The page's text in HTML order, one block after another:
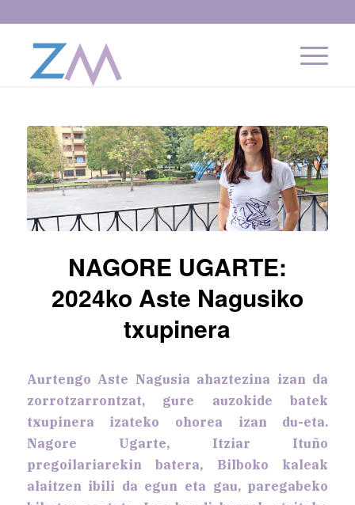
NAGORE UGARTE:
2024ko Aste Nagusiko
txupinera
Aurtengo Aste Nagusia ahaztezina izan da
zorrotzarrontzat, gure auzokide batek
txupinera izateko ohorea izan du-eta.
Nagore Ugarte, Itziar Ituño
pregoilariarekin batera, Bilboko kaleak
alaitzen ibili da egun eta gau, paregabeko